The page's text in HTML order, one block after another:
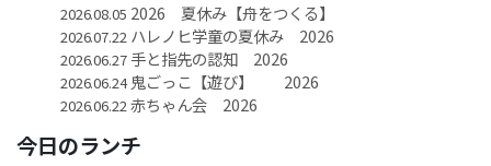
2026.08.05 2026 夏休み【舟をつくる】
2026.07.22ハレノヒ学童の夏休み 2026
2026.06.27手と指先の認知 2026
2026.06.24鬼ごっこ【遊び】 2026
2026.06.22赤ちゃん会 2026
今日のランチ